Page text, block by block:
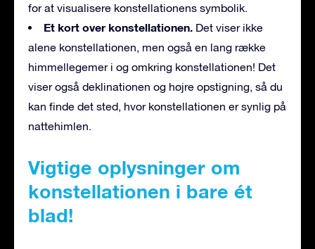
for at visualisere konstellationens symbolik.
Et kort over konstellationen. Det viser ikke
alene konstellationen, men også en lang række
himmellegemer i og omkring konstellationen! Det
viser også deklinationen og højre opstigning, så du
kan finde det sted, hvor konstellationen er synlig på
nattehimlen.
Vigtige oplysninger om
konstellationen i bare ét
blad!